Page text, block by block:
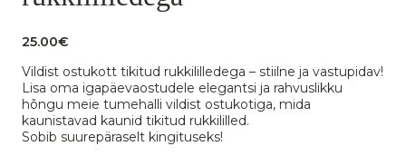
25.00€
Vildist ostukott tikitud rukkililledega – stiilne ja vastupidav!
Lisa oma igapäevaostudele elegantsi ja rahvuslikku
hõngu meie tumehalli vildist ostukotiga, mida
kaunistavad kaunid tikitud rukkililled.
Sobib suurepäraselt kingituseks!